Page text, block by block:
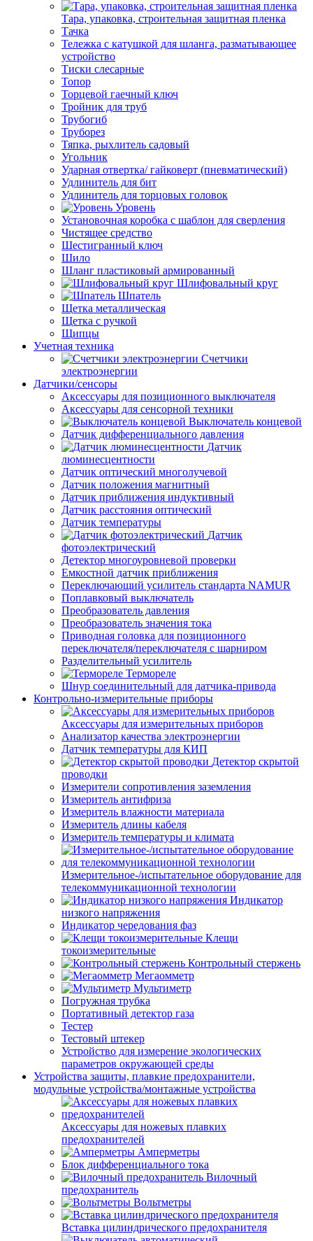
Тара, упаковка, строительная защитная пленка
Тачка
Тележка с катушкой для шланга, разматывающее
устройство
Тиски слесарные
Топор
Торцевой гаечный ключ
Тройник для труб
Трубогиб
Труборез
Тяпка, рыхлитель садовый
Угольник
Ударная отвертка/ гайковерт (пневматический)
Удлинитель для бит
Удлинитель для торцовых головок
Уровень
Установочная коробка с шаблон для сверления
Чистящее средство
Шестигранный ключ
Шило
Шланг пластиковый армированный
Шлифовальный круг
Шпатель
Щетка металлическая
Щетка с ручкой
Щипцы
Учетная техника
Счетчики
электроэнергии
Датчики/сенсоры
Аксессуары для позиционного выключателя
Аксессуары для сенсорной техники
Выключатель концевой
Датчик дифференциального давления
Датчик
люминесцентности
Датчик оптический многолучевой
Датчик положения магнитный
Датчик приближения индуктивный
Датчик расстояния оптический
Датчик температуры
Датчик
фотоэлектрический
Детектор многоуровневой проверки
Емкостной датчик приближения
Переключающий усилитель стандарта NAMUR
Поплавковый выключатель
Преобразователь давления
Преобразователь значения тока
Приводная головка для позиционного
переключателя/переключателя с шарниром
Разделительный усилитель
Термореле
Шнур соединительный для датчика-привода
Контрольно-измерительные приборы
Аксессуары для измерительных приборов
Анализатор качества электроэнергии
Датчик температуры для КИП
Детектор скрытой
проводки
Измерители сопротивления заземления
Измеритель антифриза
Измеритель влажности материала
Измеритель длины кабеля
Измеритель температуры и климата
Измерительное-/испытательное оборудование для
телекоммуникационной технологии
Индикатор
низкого напряжения
Индикатор чередования фаз
Клещи
токоизмерительные
Контрольный стержень
Мегаомметр
Мультиметр
Погружная трубка
Портативный детектор газа
Тестер
Тестовый штекер
Устройство для измерение экологических
параметров окружающей среды
Устройства защиты, плавкие предохранители,
модульные устройства/монтажные устройства
Аксессуары для ножевых плавких
предохранителей
Амперметры
Блок дифференциального тока
Вилочный
предохранитель
Вольтметры
Вставка цилиндрического предохранителя